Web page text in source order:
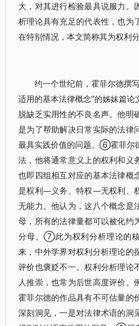
大，对其进行检验最具说服力。
析理论具有充足的代表性，也为
在特别情况，本文简称其为权利分
约一个世纪前，霍菲尔德撰
适用的基本法律概念”的姊妹篇
脱缺乏实用性的不良名声。他明
是为了帮助解决日常实际的法律
最具实践价值的问题。⑥霍菲尔
法，他将通常意义上的权利和义
也即四组相互对应的基本法律概
是权利—义务、特权—无权利
无能力。他认为，这八个概念是
母，所有的法律量都可以被化约
分母。⑦此为权利分析理论的
来，中外学界对权利分析理论的
评价也褒贬不一。权利分析理论
人推崇，也常为后世高度评价。
霍菲尔德的作品具有不可估量的
深刻洞见，一是对法律术语的洞